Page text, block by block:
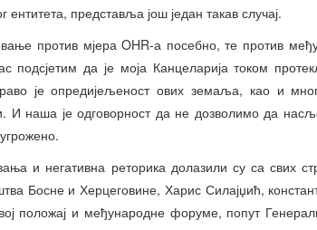
ентитета, представља још један такав случај.
против мјера OHR-а посебно, те против
подсјетим да је моја Канцеларија током
је опредијељеност ових земаља, као и
И наша је одговорност да не дозволимо да
и негативна реторика долазили су са свих
Босне и Херцеговине, Харис Силајџић,
положај и међународне форуме, попут